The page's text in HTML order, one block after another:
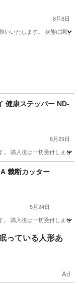
8月8日
いいたします。 状態に関
健康ステッパー ND-
6月29日
購入後は一切受付しませ
裁断カッター
5月24日
購入後は一切受付しませ
っている人形あ
Ad